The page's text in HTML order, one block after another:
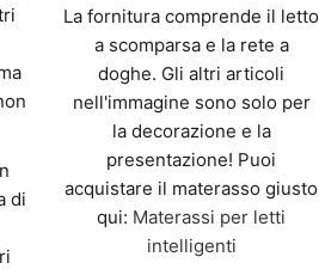
di
La fornitura comprende il letto
a scomparsa e la rete a
doghe. Gli altri articoli
nell'immagine sono solo per
la decorazione e la
presentazione! Puoi
acquistare il materasso giusto
qui: Materassi per letti
intelligenti